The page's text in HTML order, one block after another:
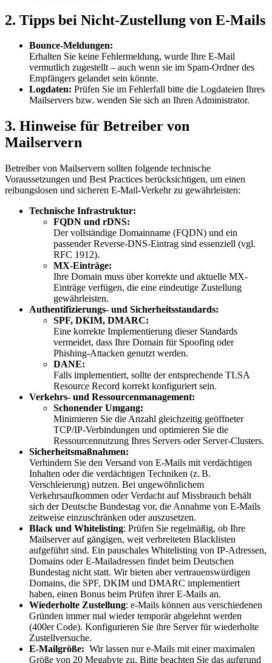
2. Tipps bei Nicht-Zustellung von E-Mails
Bounce-Meldungen:
Erhalten Sie keine Fehlermeldung, wurde Ihre E-Mail
vermutlich zugestellt – auch wenn sie im Spam-Ordner des
Empfängers gelandet sein könnte.
Logdaten: Prüfen Sie im Fehlerfall bitte die Logdateien Ihres
Mailservers bzw. wenden Sie sich an Ihren Administrator.
3. Hinweise für Betreiber von
Mailservern
Betreiber von Mailservern sollten folgende technische
Voraussetzungen und Best Practices berücksichtigen, um einen
reibungslosen und sicheren E-Mail-Verkehr zu gewährleisten:
Technische Infrastruktur:
FQDN und rDNS:
Der vollständige Domainname (FQDN) und ein
passender Reverse-DNS-Eintrag sind essenziell (vgl.
RFC 1912).
MX-Einträge:
Ihre Domain muss über korrekte und aktuelle MX-
Einträge verfügen, die eine eindeutige Zustellung
gewährleisten.
Authentifizierungs- und Sicherheitsstandards:
SPF, DKIM, DMARC:
Eine korrekte Implementierung dieser Standards
vermeidet, dass Ihre Domain für Spoofing oder
Phishing-Attacken genutzt werden.
DANE:
Falls implementiert, sollte der entsprechende TLSA
Resource Record korrekt konfiguriert sein.
Verkehrs- und Ressourcenmanagement:
Schonender Umgang:
Minimieren Sie die Anzahl gleichzeitig geöffneter
TCP/IP-Verbindungen und optimieren Sie die
Ressourcennutzung Ihres Servers oder Server-Clusters.
Sicherheitsmaßnahmen:
Verhindern Sie den Versand von E-Mails mit verdächtigen
Inhalten oder die verdächtigen Techniken (z. B.
Verschleierung) nutzen. Bei ungewöhnlichem
Verkehrsaufkommen oder Verdacht auf Missbrauch behält
sich der Deutsche Bundestag vor, die Annahme von E-Mails
zeitweise einzuschränken oder auszusetzen.
Black und Whitelisting: Prüfen Sie regelmäßig, ob Ihre
Mailserver auf gängigen, weit verbreiteten Blacklisten
aufgeführt sind. Ein pauschales Whitelisting von IP-Adressen,
Domains oder E-Mailadressen findet beim Deutschen
Bundestag nicht statt. Wir bieten aber vertrauenswürdigen
Domains, die SPF, DKIM und DMARC implementiert
haben, einen Bonus beim Prüfen ihrer E-Mails an.
Wiederholte Zustellung: e-Mails können aus verschiedenen
Gründen immer mal wieder temporär abgelehnt werden
(400er Code). Konfigurieren Sie ihre Server für wiederholte
Zustellversuche.
E-Mailgröße: Wir lassen nur e-Mails mit einer maximalen
Größe von 20 Megabyte zu. Bitte beachten Sie das aufgrund